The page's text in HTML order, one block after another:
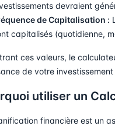
devraient
de Capitalisation :
capitalisés (quotidienne,
ces valeurs, le
de votre
utiliser un
financière est un